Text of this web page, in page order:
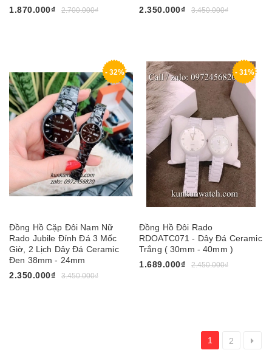
1.870.000₫
2.700.000₫
2.350.000₫
3.450.000₫
- 32%
Đồng Hồ Cặp Đôi Nam Nữ
Rado Jubile Đính Đá 3 Mốc
Giờ, 2 Lịch Dây Đá Ceramic
Đen 38mm - 24mm
2.350.000₫
3.450.000₫
- 31%
Đồng Hồ Đôi Rado
RDOATC071 - Dây Đá Ceramic
Trắng ( 30mm - 40mm )
1.689.000₫
2.450.000₫
1 2